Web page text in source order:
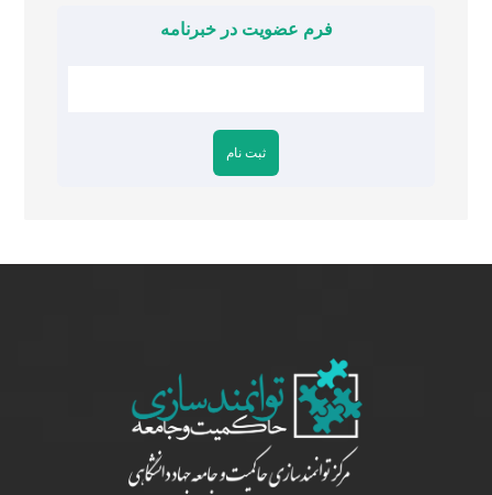
فرم عضویت در خبرنامه